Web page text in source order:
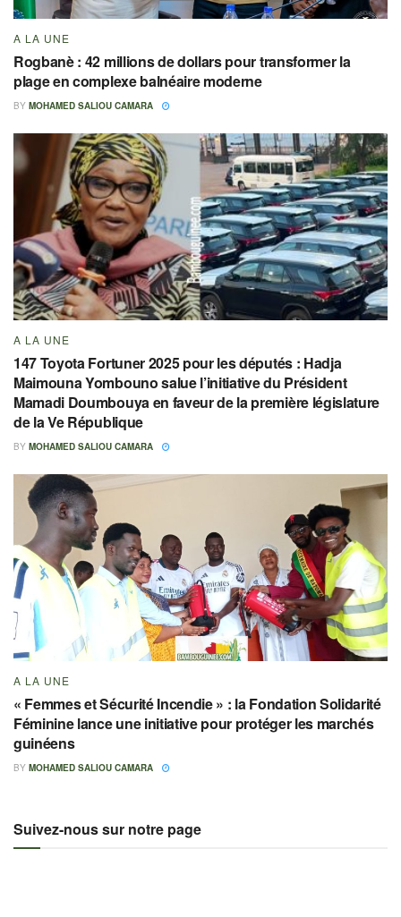
A LA UNE
Rogbanè : 42 millions de dollars pour transformer la
plage en complexe balnéaire moderne
BY MOHAMED SALIOU CAMARA
A LA UNE
147 Toyota Fortuner 2025 pour les députés : Hadja
Maimouna Yombouno salue l’initiative du Président
Mamadi Doumbouya en faveur de la première législature
de la Ve République
BY MOHAMED SALIOU CAMARA
A LA UNE
« Femmes et Sécurité Incendie » : la Fondation Solidarité
Féminine lance une initiative pour protéger les marchés
guinéens
BY MOHAMED SALIOU CAMARA
Suivez-nous sur notre page